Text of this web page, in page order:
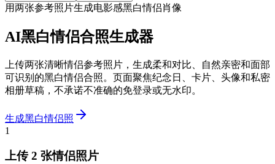
用两张参考照片生成电影感黑白情侣肖像
AI黑白情侣合照生成器
上传两张清晰情侣参考照片，生成柔和对比、自然亲密和面部
可识别的黑白情侣合照。页面聚焦纪念日、卡片、头像和私密
相册草稿，不承诺不准确的免登录或无水印。
生成黑白情侣照
1
上传 2 张情侣照片